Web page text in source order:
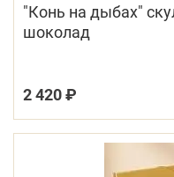
"Конь на дыбах"
шоколад
2 420 ₽